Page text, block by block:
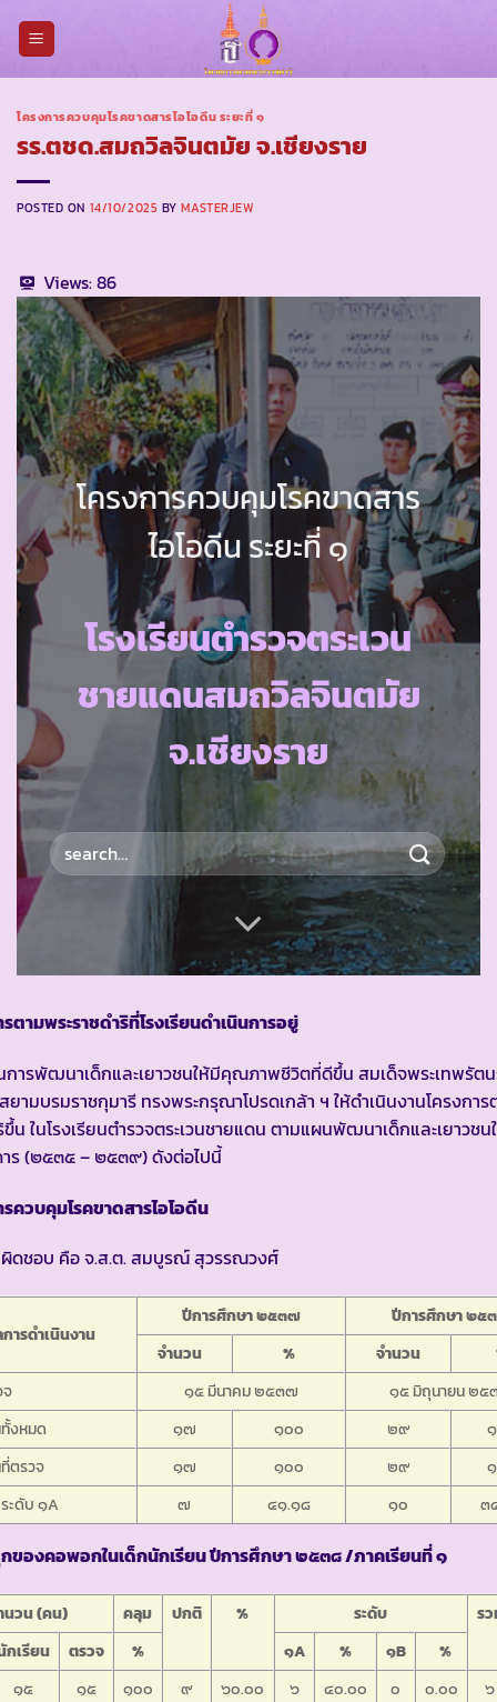
โครงการควบคุมโรคขาดสารไอโอดีน ระยะที่ ๑
รร.ตชด.สมถวิลจินตมัย จ.เชียงราย
POSTED ON 14/10/2025 BYMASTERJEW
Views:86
โครงการควบคุมโรคขาดสาร
ไอโอดีน ระยะที่ ๑
โรงเรียนตำรวจตระเวน
ชายแดนสมถวิลจินตมัย
จ.เชียงราย
รตามพระราชดำริที่โรงเรียนดำเนินการอยู่
การพัฒนาเด็กและเยาวชนให้มีคุณภาพชีวิตที่ดีขึ้น สมเด็จพระเทพรัต
ยามบรมราชกุมารี ทรงพระกรุณาโปรดเกล้า ฯ ให้ดำเนินงานโครงการ
ขึ้น ในโรงเรียนตำรวจตระเวนชายแดน ตามแผนพัฒนาเด็กและเยาวช
ร (๒๕๓๕ – ๒๕๓๙) ดังต่อไปนี้
รควบคุมโรคขาดสารไอโอดีน
ดชอบ คือ จ.ส.ต. สมบูรณ์ สุวรรณวงศ์
ารดำเนินงาน
ปีการศึกษา ๒๕๓๗
ปีการศึกษา ๒๕
จำนวน
% จำนวน
๑๕ มีนาคม ๒๕๓๗
๑๕ มิถุนายน ๒๕
งหมด
๑๗ ๑๐๐ ๒๙
ตรวจ
๑๗ ๑๐๐ ๒๙
ะดับ ๑A
๗ ๔๑.๑๘ ๑๐ ๓
ของคอพอกในเด็กนักเรียน ปีการศึกษา ๒๕๓๘ /ภาคเรียนที่ ๑
นวน (คน) คลุม ปกติ % ระดับ
ร
กเรียน
ตรวจ % ๑A % ๑B
%
๑๕
๑๕ ๑๐๐ ๙ ๖๐.๐๐ ๖ ๔๐.๐๐ ๐ ๐.๐๐
๖